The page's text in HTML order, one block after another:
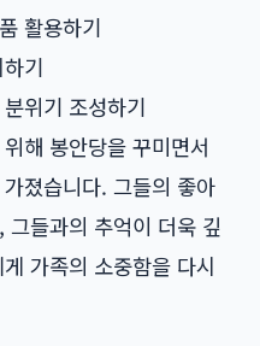
활용하기
기
위기 조성하기
해 봉안당을 꾸미면서
졌습니다. 그들의 좋아
그들과의 추억이 더욱 깊
가족의 소중함을 다시